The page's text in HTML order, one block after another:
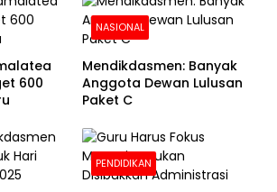
600
NASIONAL
Mendikdasmen: Banyak
Anggota Dewan Lulusan
Paket C
PENDIDIKAN